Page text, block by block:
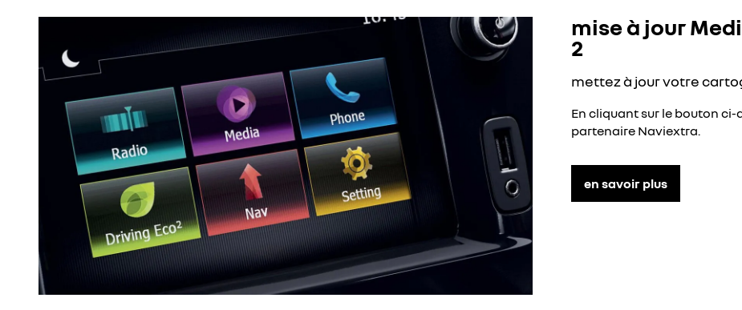
mise à jour
2
mettez à jour votre
En cliquant sur le bouton ci-
partenaire Naviextra.
en savoir plus